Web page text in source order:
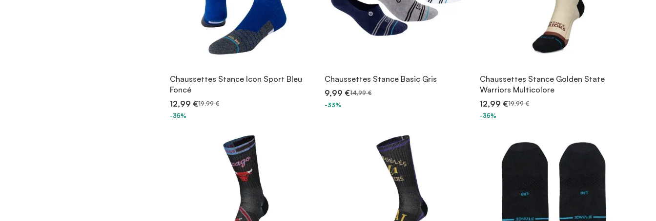
Chaussettes Stance Icon Sport Bleu
Foncé
12,99 €19,99 €
-35%
Chaussettes Stance Basic Gris
9,99 €14,99 €
-33%
Chaussettes Stance Golden State
Warriors Multicolore
12,99 €19,99 €
-35%